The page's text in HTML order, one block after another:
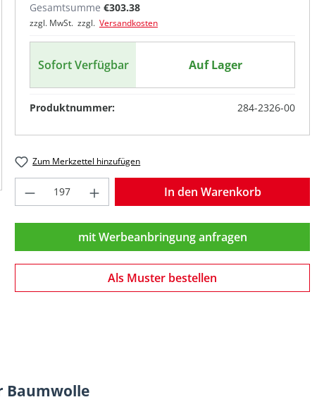
Gesamtsumme €303.38
zzgl. MwSt. zzgl. Versandkosten
Sofort Verfügbar Auf Lager
Produktnummer: 284-2326-00
Zum Merkzettel hinzufügen
Produkt Anzahl: Gib denIn den Warenkorb
mit Werbeanbringung anfragen
Als Muster bestellen
Baumwolle